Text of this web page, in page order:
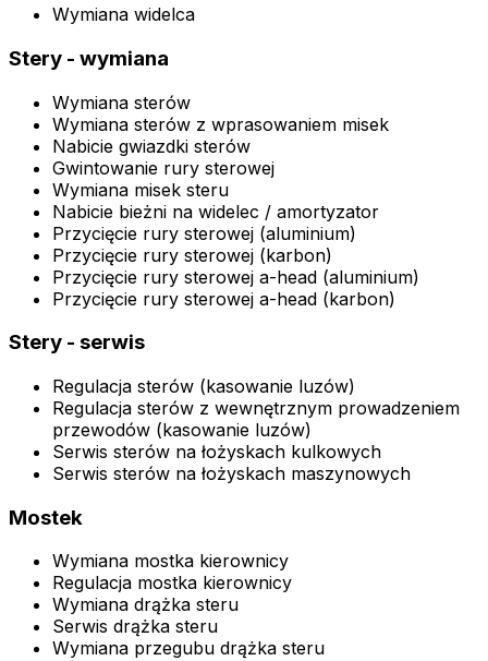
Wymiana widelca
Stery - wymiana
Wymiana sterów
Wymiana sterów z wprasowaniem misek
Nabicie gwiazdki sterów
Gwintowanie rury sterowej
Wymiana misek steru
Nabicie bieżni na widelec / amortyzator
Przycięcie rury sterowej (aluminium)
Przycięcie rury sterowej (karbon)
Przycięcie rury sterowej a-head (aluminium)
Przycięcie rury sterowej a-head (karbon)
Stery - serwis
Regulacja sterów (kasowanie luzów)
Regulacja sterów z wewnętrznym prowadzeniem
przewodów (kasowanie luzów)
Serwis sterów na łożyskach kulkowych
Serwis sterów na łożyskach maszynowych
Mostek
Wymiana mostka kierownicy
Regulacja mostka kierownicy
Wymiana drążka steru
Serwis drążka steru
Wymiana przegubu drążka steru